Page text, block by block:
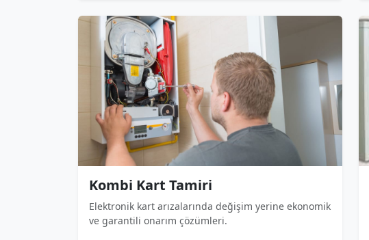
Kombi Kart Tamiri
Elektronik kart arızalarında değişim yerine ekonomik
ve garantili onarım çözümleri.